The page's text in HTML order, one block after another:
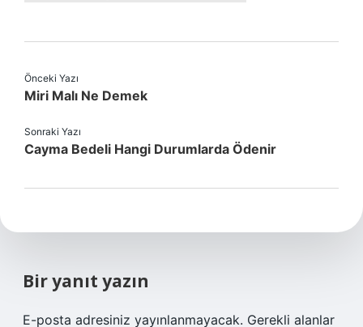
Önceki Yazı
Miri Malı Ne Demek
Sonraki Yazı
Cayma Bedeli Hangi Durumlarda Ödenir
Bir yanıt yazın
E-posta adresiniz yayınlanmayacak. Gerekli alanlar